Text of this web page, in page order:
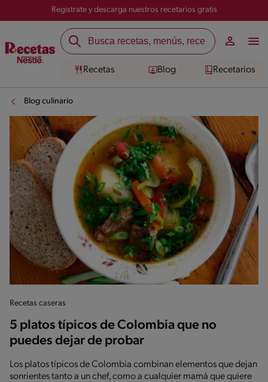
Registrate y descarga nuestros recetarios gratis
Recetas Blog Recetarios
Blog culinario
Recetas caseras
5 platos típicos de Colombia que no
puedes dejar de probar
Los platos típicos de Colombia combinan elementos que dejan
sonrientes tanto a un chef, como a cualquier mamá que quiere